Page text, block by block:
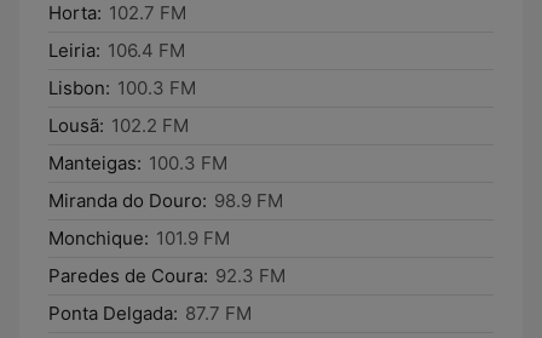
Horta: 102.7 FM
Leiria: 106.4 FM
Lisbon: 100.3 FM
Lousã: 102.2 FM
Manteigas: 100.3 FM
Miranda do Douro: 98.9 FM
Monchique: 101.9 FM
Paredes de Coura: 92.3 FM
Ponta Delgada: 87.7 FM